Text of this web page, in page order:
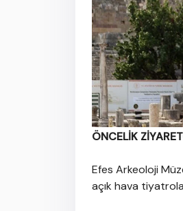
ÖNCELİK
Efes Arkeoloji
açık hava